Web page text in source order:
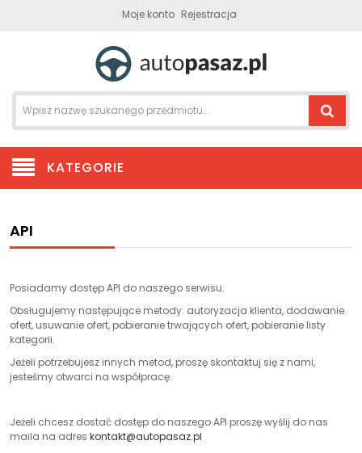
Moje konto Rejestracja
KATEGORIE
API
Posiadamy dostęp API do naszego serwisu.
Obsługujemy następujące metody: autoryzacja klienta, dodawanie
ofert, usuwanie ofert, pobieranie trwających ofert, pobieranie listy
kategorii.
Jeżeli potrzebujesz innych metod, proszę skontaktuj się z nami,
jesteśmy otwarci na współpracę.
Jeżeli chcesz dostać dostęp do naszego API proszę wyślij do nas
maila na adres kontakt@autopasaz.pl